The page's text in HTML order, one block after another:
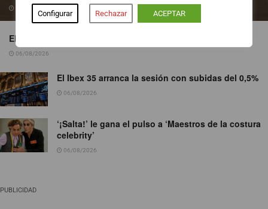
Configurar Rechazar ACEPTAR
EL ICÓNICO GINGER 7 SE VISTE DE ROSA
06/08/2026
El Ibex 35 arranca la sesión con subidas del 0,5%
06/08/2026
‘¡Salta!’ le gana el pulso a ‘Maestros de la costura
celebrity’
06/08/2026
PUBLICIDAD